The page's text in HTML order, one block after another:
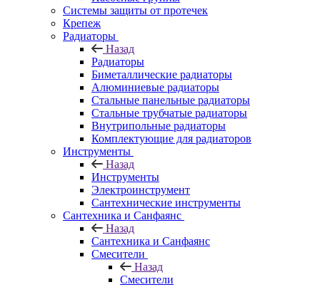
Системы защиты от протечек
Крепеж
Радиаторы
Назад
Радиаторы
Биметаллические радиаторы
Алюминиевые радиаторы
Стальные панельные радиаторы
Стальные трубчатые радиаторы
Внутрипольные радиаторы
Комплектующие для радиаторов
Инструменты
Назад
Инструменты
Электроинструмент
Сантехнические инструменты
Сантехника и Санфаянс
Назад
Сантехника и Санфаянс
Смесители
Назад
Смесители